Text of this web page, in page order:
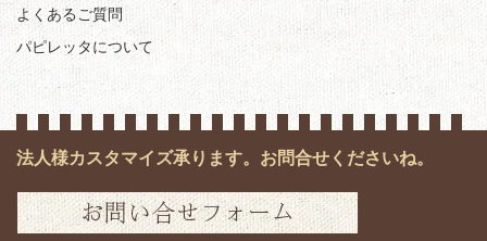
よくあるご質問
パピレッタについて
法人様カスタマイズ承ります。お問合せくださいね。